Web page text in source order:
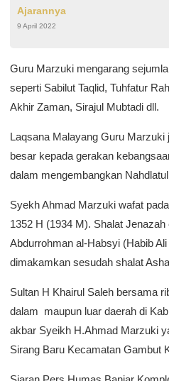
Ajarannya
9 April 2022
Guru Marzuki mengarang
seperti Sabilut Taqlid, Tuhfatur
Akhir Zaman, Sirajul Mubtadi dll.
Laqsana Malayang Guru Marzuki
besar kepada gerakan
dalam mengembangkan
Syekh Ahmad Marzuki wafat
1352 H (1934 M). Shalat
Abdurrohman al-Habsyi (Habib
dimakamkan sesudah shalat
Sultan H Khairul Saleh bersama
dalam maupun luar daerah di
akbar Syeikh H.Ahmad Marzuki
Sirang Baru Kecamatan Gambut